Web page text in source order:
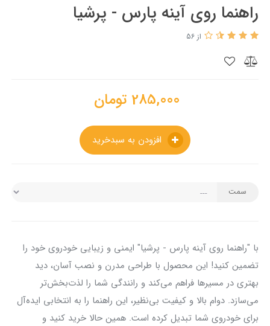
راهنما روی آینه پارس - پرشیا
از 56
285,000 تومان
سمت
با "راهنما روی آینه پارس - پرشیا" ایمنی و زیبایی خودروی خود را
تضمین کنید! این محصول با طراحی مدرن و نصب آسان، دید
بهتری در مسیرها فراهم می‌کند و رانندگی شما را لذت‌بخش‌تر
می‌سازد. دوام بالا و کیفیت بی‌نظیر، این راهنما را به انتخابی ایده‌آل
برای خودروی شما تبدیل کرده است. همین حالا خرید کنید و